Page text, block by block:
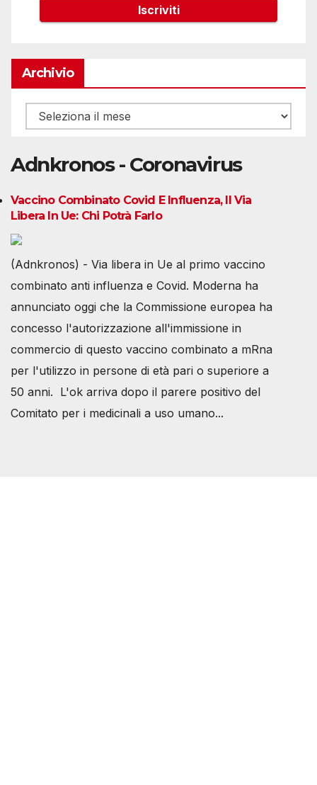
Archivio
Archivio
Adnkronos - Coronavirus
Vaccino Combinato Covid E Influenza, Il Via
Libera In Ue: Chi Potrà Farlo
(Adnkronos) - Via libera in Ue al primo vaccino
combinato anti influenza e Covid. Moderna ha
annunciato oggi che la Commissione europea ha
concesso l'autorizzazione all'immissione in
commercio di questo vaccino combinato a mRna
per l'utilizzo in persone di età pari o superiore a
50 anni. L'ok arriva dopo il parere positivo del
Comitato per i medicinali a uso umano...